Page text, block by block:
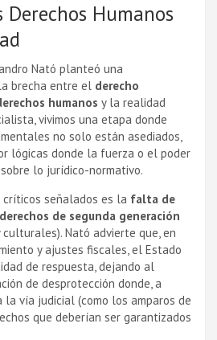
Derechos Humanos
Nató planteó una
brecha entre el derecho
humanos y la realidad
vivimos una etapa donde
no solo están asediados,
lógicas donde la fuerza o el poder
lo jurídico-normativo.
señalados es la falta de
de segunda generación
culturales). Nató advierte que, en
y ajustes fiscales, el Estado
de respuesta, dejando al
de desprotección donde, a
la vía judicial (como los amparos de
que deberían ser garantizados